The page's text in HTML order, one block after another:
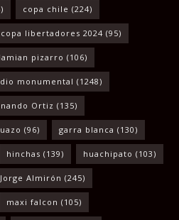
copa chile (224)
copa libertadores 2024 (95)
pizarro (106)
monumental (1248)
Ortiz (135)
(96) garra blanca (130)
hinchas (139) huachipato (103)
Jorge Almirón (245)
maxi falcon (105)